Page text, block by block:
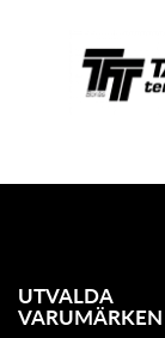
UTVALDA
VARUMÄRKEN